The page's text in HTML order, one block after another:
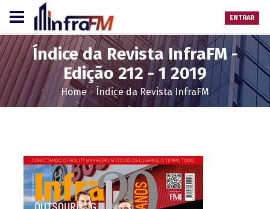
ENTRAR
Índice da Revista InfraFM -
Edição 212 - 1 2019
Home>Índice da Revista InfraFM